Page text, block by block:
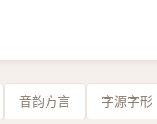
音韵方言 字源字形